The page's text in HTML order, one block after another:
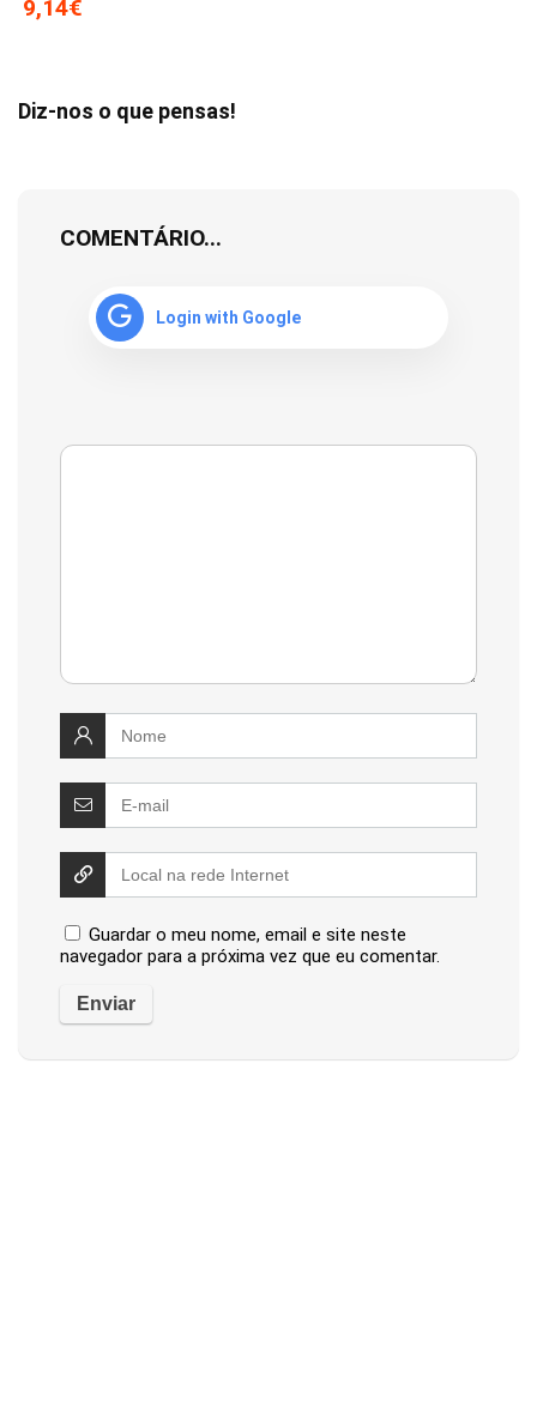
9,14€
Diz-nos o que pensas!
COMENTÁRIO...
Login with Google
Guardar o meu nome, email e site neste
navegador para a próxima vez que eu comentar.